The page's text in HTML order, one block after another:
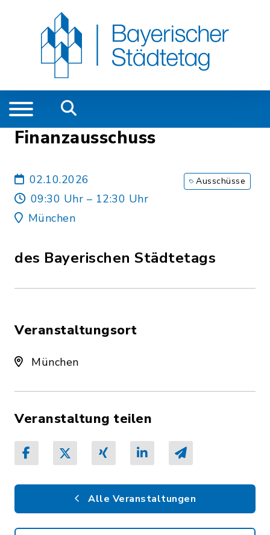
Finanzausschuss
02.10.2026
09:30 Uhr – 12:30 Uhr
München
Ausschüsse
des Bayerischen Städtetags
Veranstaltungsort
München
Veranstaltung teilen
Alle Veranstaltungen